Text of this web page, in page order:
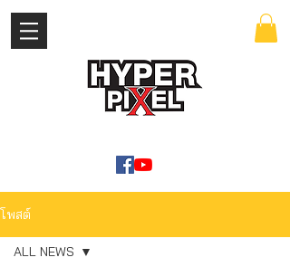
โพสต์
ALL NEWS